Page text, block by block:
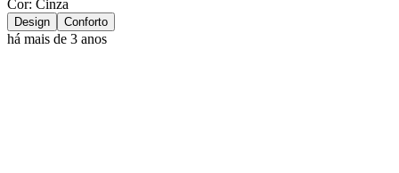
Cor: Cinza
Design Conforto
há mais de 3 anos